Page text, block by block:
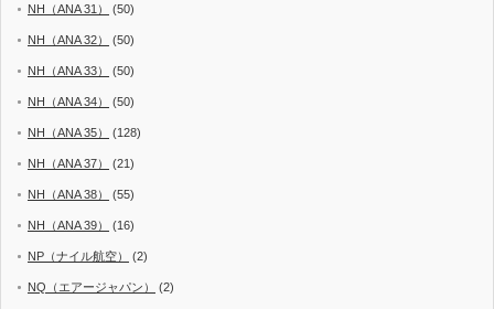
NH（ANA 31） (50)
NH（ANA 32） (50)
NH（ANA 33） (50)
NH（ANA 34） (50)
NH（ANA 35） (128)
NH（ANA 37） (21)
NH（ANA 38） (55)
NH（ANA 39） (16)
NP（ナイル航空） (2)
NQ（エアージャパン） (2)